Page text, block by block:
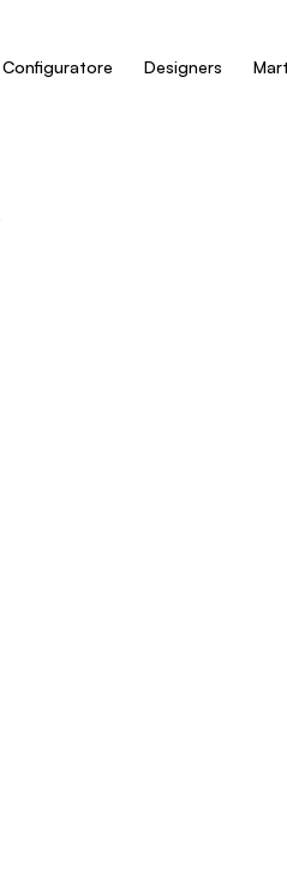
Configuratore Designers